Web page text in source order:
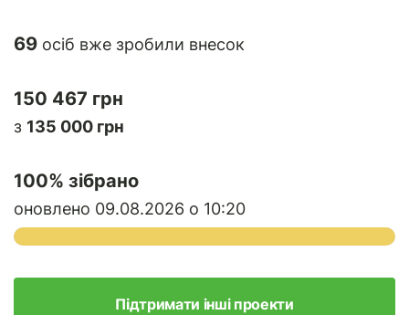
69 осіб вже зробили внесок
150 467 грн
з 135 000 грн
100% зібрано
оновлено 09.08.2026 о 10:20
Підтримати інші проекти